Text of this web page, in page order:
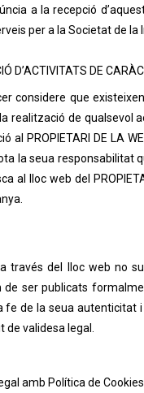
a la recepció
per a la Societat de
D’ACTIVITATS DE
considere que
realització de qualsevol
al PROPIETARI DE LA
la seua responsabilitat
al lloc web del
través del lloc web no
ser publicats
fe de la seua
de validesa legal.
amb Política de Cookies